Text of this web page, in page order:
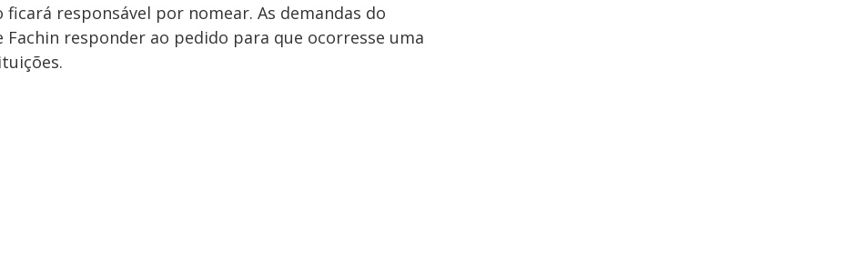
responsável por nomear. As demandas do
responder ao pedido para que ocorresse uma